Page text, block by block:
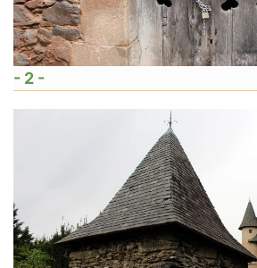
- 2 -